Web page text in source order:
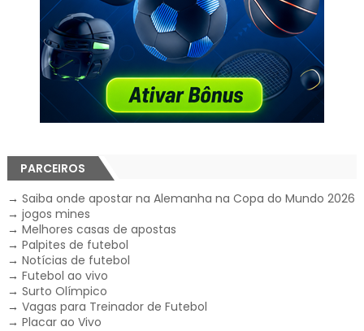
PARCEIROS
→ Saiba onde apostar na Alemanha na Copa do Mundo 2026
→ jogos mines
→ Melhores casas de apostas
→ Palpites de futebol
→ Notícias de futebol
→ Futebol ao vivo
→ Surto Olímpico
→ Vagas para Treinador de Futebol
→ Placar ao Vivo